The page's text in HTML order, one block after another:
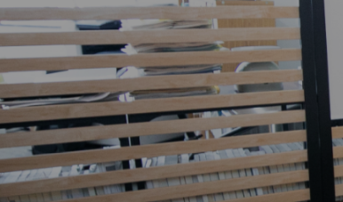
遺産分割の方法
遺産分割協議がまとまらないとき
相続手続きは誰に相談するべき？
遺言書の検認
公正証書遺言の探し方
生命保険金の請求